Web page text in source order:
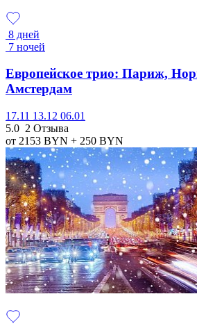
8 дней
7 ночей
Европейское трио: Париж,
Амстердам
17.11 13.12 06.01
5.0 2 Отзыва
от 2153 BYN + 250 BYN